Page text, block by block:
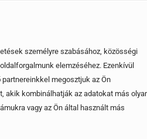
személyre szabásához, közösségi
elemzéséhez. Ezenkívül
megosztjuk az Ön
akik kombinálhatják az adatokat más
vagy az Ön által használt más